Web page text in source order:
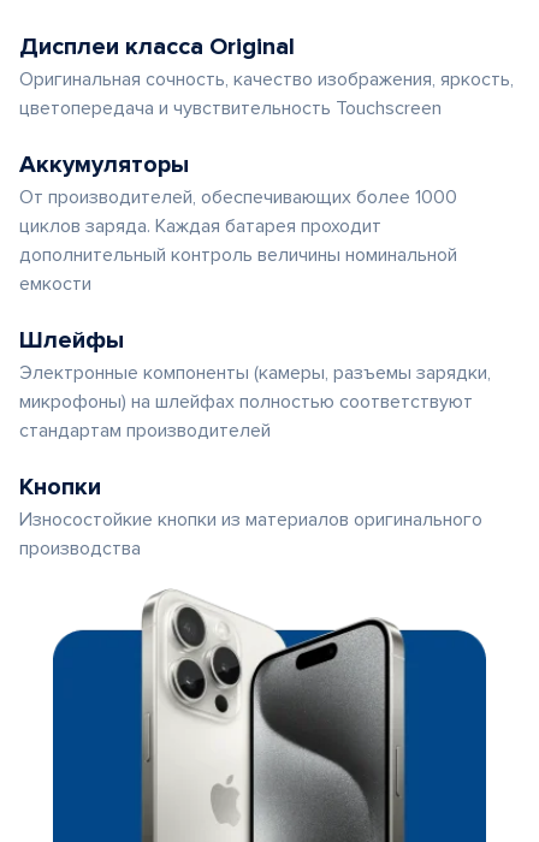
Дисплеи класса Original
Оригинальная сочность, качество изображения, яркость,
цветопередача и чувствительность Touchscreen
Аккумуляторы
От производителей, обеспечивающих более 1000
циклов заряда. Каждая батарея проходит
дополнительный контроль величины номинальной
емкости
Шлейфы
Электронные компоненты (камеры, разъемы зарядки,
микрофоны) на шлейфах полностью соответствуют
стандартам производителей
Кнопки
Износостойкие кнопки из материалов оригинального
производства